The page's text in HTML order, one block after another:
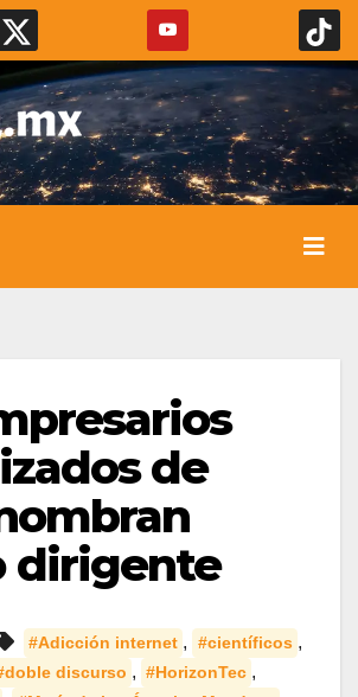
de
dirigente
#Adicción internet , #científicos ,
discurso , #HorizonTec ,